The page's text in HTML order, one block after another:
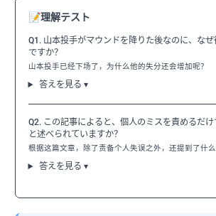
📝理解テスト
Q1. 山本投手がマウンドを降りた後なのに、な
ですか？
山本投手已经下场了，为什么他的失分还会增加呢？
答えを見る ▾
Q2. この記事によると、個人のミスを責めるだ
と述べられていますか？
根据这篇文章，除了责备个人失误之外，还提到了什么
答えを見る ▾